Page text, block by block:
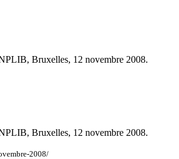
Bruxelles, 12 novembre 2008.
Bruxelles, 12 novembre 2008.
2008/